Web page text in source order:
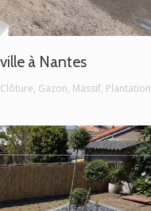
à Nantes
Clôture, Gazon, Massif, Plantation